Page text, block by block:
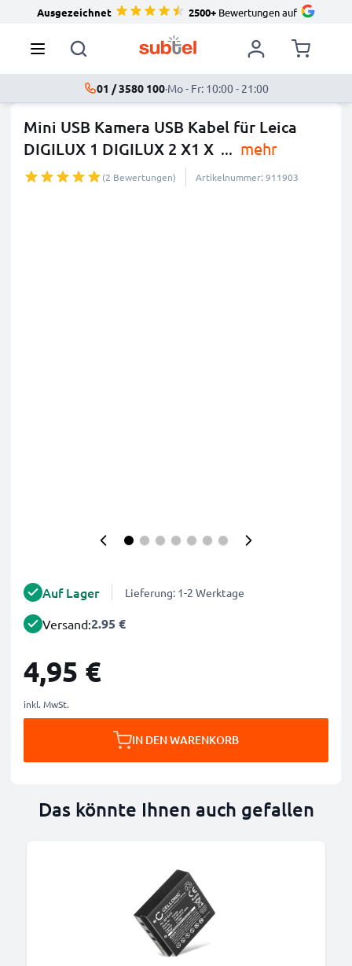
Ausgezeichnet 2500+Bewertungen auf
01 / 3580 100·Mo - Fr: 10:00 - 21:00
Mini USB Kamera USB Kabel für Leica
DIGILUX 1 DIGILUX 2 X1 X ... mehr
(2 Bewertungen) Artikelnummer: 911903
Auf Lager Lieferung: 1-2 Werktage
Versand:2.95 €
4,95 €
inkl. MwSt.
IN DEN WARENKORB
Das könnte Ihnen auch gefallen